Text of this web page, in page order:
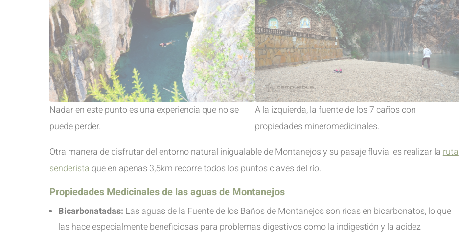
Nadar en este punto es una experiencia que no se
puede perder.
A la izquierda, la fuente de los 7 caños con
propiedades mineromedicinales.
Otra manera de disfrutar del entorno natural inigualable de Montanejos y su pasaje fluvial es realizar laruta
senderistaque en apenas 3,5km recorre todos los puntos claves del río.
Propiedades Medicinales de las aguas de Montanejos
Bicarbonatadas: Las aguas de la Fuente de los Baños de Montanejos son ricas en bicarbonatos, lo que
las hace especialmente beneficiosas para problemas digestivos como la indigestión y la acidez